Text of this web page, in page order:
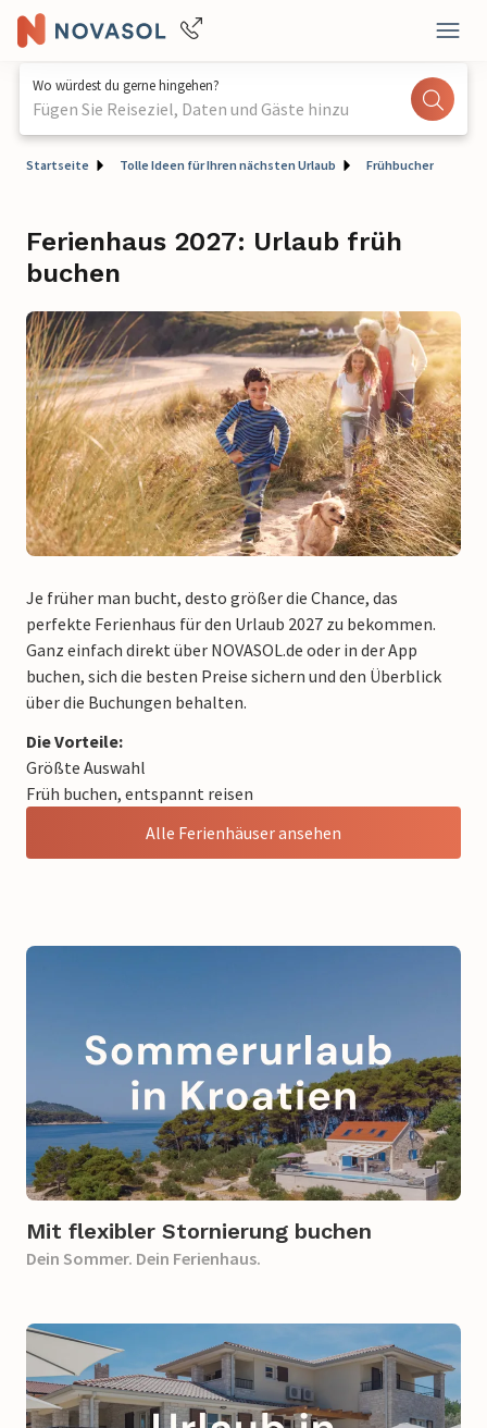
Wo würdest du gerne hingehen?
Fügen Sie Reiseziel, Daten und Gäste hinzu
Startseite Tolle Ideen für Ihren nächsten Urlaub Frühbucher
Ferienhaus 2027: Urlaub früh
buchen
Je früher man bucht, desto größer die Chance, das
perfekte Ferienhaus für den Urlaub 2027 zu bekommen.
Ganz einfach direkt über NOVASOL.de oder in der App
buchen, sich die besten Preise sichern und den Überblick
über die Buchungen behalten.​
Die Vorteile:
Größte Auswahl​
Früh buchen, entspannt reisen​
Alle Ferienhäuser ansehen
Mit flexibler Stornierung buchen
Dein Sommer. Dein Ferienhaus.